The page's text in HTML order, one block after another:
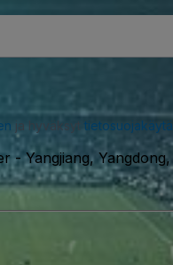
ja hyväksyt
-Yangjiang,